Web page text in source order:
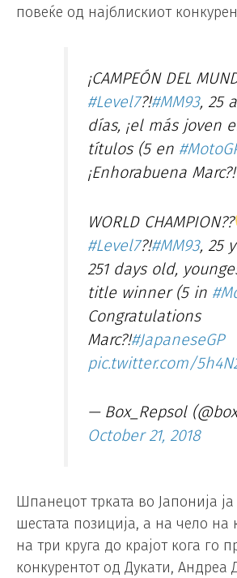
повеќе од најблискиот
¡CAMPEÓN DEL
#Level7?!#MM93, 25
días, ¡el más joven
títulos (5 en
¡Enhorabuena Marc?!
WORLD CHAMPION??
#Level7?!#MM93, 25
251 days old,
title winner (5 in
Congratulations
Marc?!#JapaneseGP
pic.twitter.com/
— Box_Repsol
October 21, 2018
Шпанецот трката во Јапонија
шестата позиција, а на чело на
на три круга до крајот кога го
конкурентот од Дукати, Андреа